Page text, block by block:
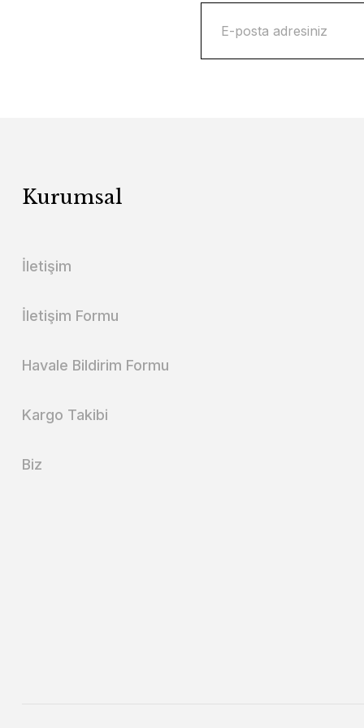
Kurumsal
İletişim
İletişim Formu
Havale Bildirim Formu
Kargo Takibi
Biz